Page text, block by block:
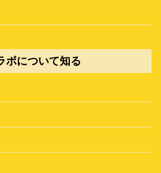
ボについて知る